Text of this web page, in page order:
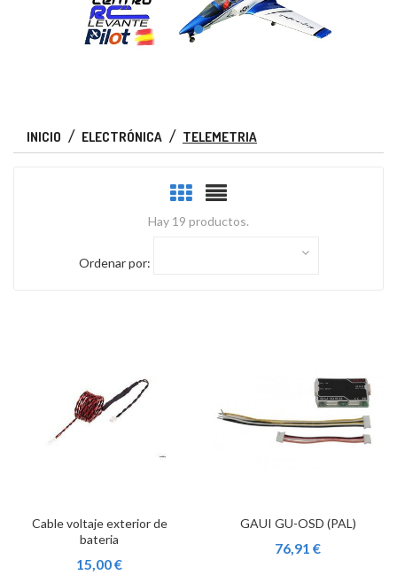
INICIO ELECTRÓNICA TELEMETRIA
Hay 19 productos.
Ordenar por:
Cable voltaje exterior de
bateria
15,00 €
GAUI GU-OSD (PAL)
76,91 €